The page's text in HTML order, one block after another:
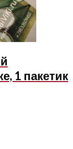
1 пакетик